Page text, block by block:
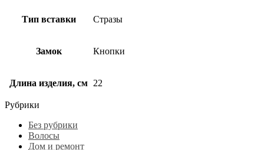
Тип вставки Стразы
Замок Кнопки
Длина изделия, см 22
Рубрики
Без рубрики
Волосы
Дом и ремонт